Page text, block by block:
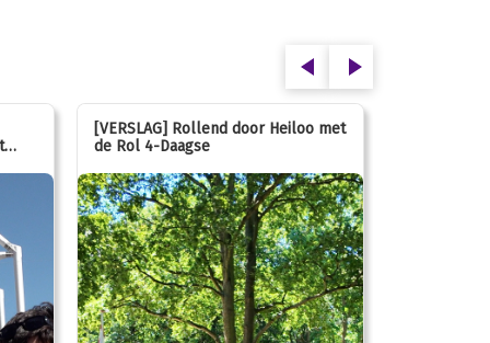
[VERSLAG] Rollend door Heiloo met
de Rol 4-Daagse